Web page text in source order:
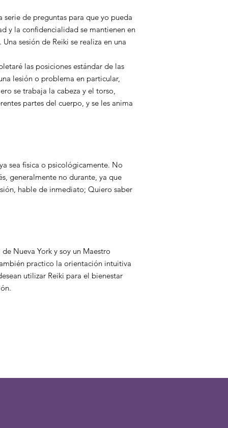
de preguntas para que yo pueda
y la confidencialidad se mantienen en
sesión de Reiki se realiza en una
las posiciones estándar de las
lesión o problema en particular,
se trabaja la cabeza y el torso,
partes del cuerpo, y se les anima
sea física o psicológicamente. No
generalmente no durante, ya que
hable de inmediato; Quiero saber
Nueva York y soy un Maestro
practico la orientación intuitiva
utilizar Reiki para el bienestar